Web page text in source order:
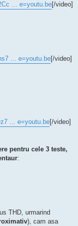
... e=youtu.be[/video]
... e=youtu.be[/video]
... e=youtu.be[/video]
pentru cele 3 teste,
:
THD, urmarind
), cam asa